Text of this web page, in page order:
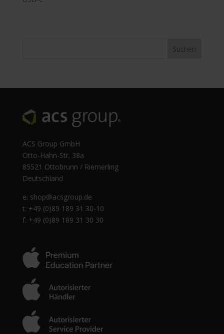
ACS Group GmbH
Otto-Hahn-Str. 38a
85521 Ottobrunn / Riemerling
Deutschland
e: shop@acsgroup.de
t: +49 (0)89 189 31 30-10
f: +49 (0)89 189 31 30 30